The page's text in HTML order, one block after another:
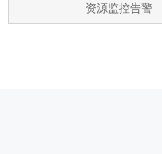
资源监控告警